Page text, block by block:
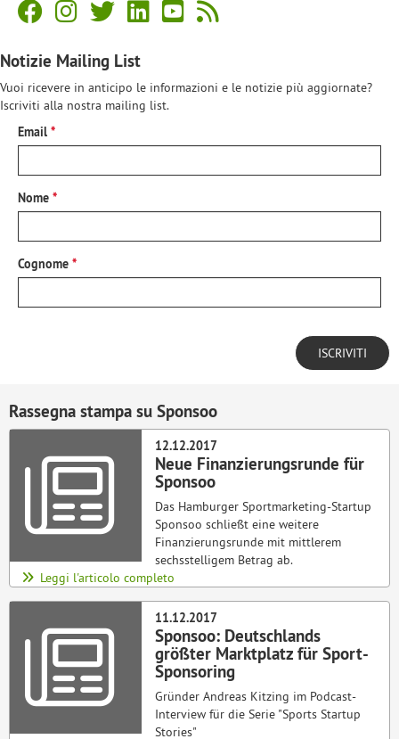
Notizie Mailing List
Vuoi ricevere in anticipo le informazioni e le notizie più aggiornate?
Iscriviti alla nostra mailing list.
Email
Nome
Cognome
Rassegna stampa su Sponsoo
12.12.2017
Neue Finanzierungsrunde für
Sponsoo
Das Hamburger Sportmarketing-Startup
Sponsoo schließt eine weitere
Finanzierungsrunde mit mittlerem
sechsstelligem Betrag ab.
Leggi l'articolo completo
11.12.2017
Sponsoo: Deutschlands
größter Marktplatz für Sport-
Sponsoring
Gründer Andreas Kitzing im Podcast-
Interview für die Serie "Sports Startup
Stories"